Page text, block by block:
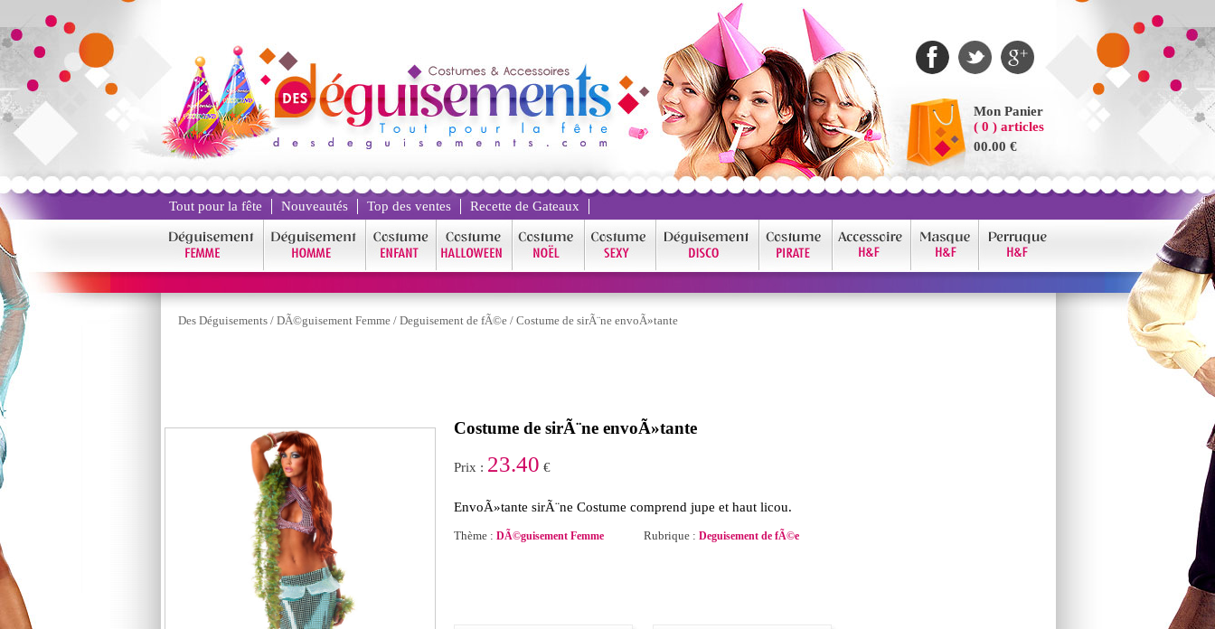
Mon Panier
( 0 ) articles
00.00 €
Tout pour la fête Nouveautés Top des ventes Recette de Gateaux
Des Déguisements / DÃ©guisement Femme / Deguisement de fÃ©e / Costume de sirÃ¨ne envoÃ»tante
Costume de sirÃ¨ne envoÃ»tante
Prix : 23.40 €
EnvoÃ»tante sirÃ¨ne Costume comprend jupe et haut licou.
Thème : DÃ©guisement Femme Rubrique : Deguisement de fÃ©e